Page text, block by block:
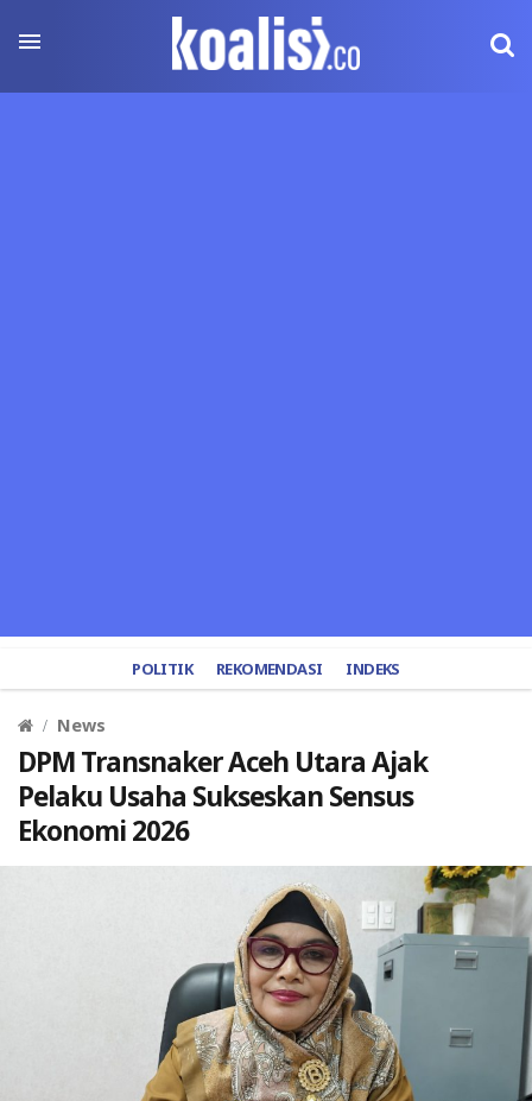
POLITIK REKOMENDASI INDEKS
News
DPM Transnaker Aceh Utara Ajak
Pelaku Usaha Sukseskan Sensus
Ekonomi 2026